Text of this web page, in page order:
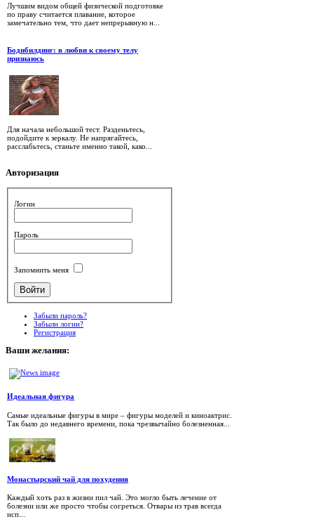
Лучшим видом общей физической подготовке
по праву считается плавание, которое
замечательно тем, что дает непрерывную н...
Бодибилдинг: в любви к своему телу
признаюсь
Для начала небольшой тест. Разденьтесь,
подойдите к зеркалу. Не напрягайтесь,
расслабьтесь, станьте именно такой, како...
Авторизация
Логин
Пароль
Запомнить меня
Забыли пароль?
Забыли логин?
Регистрация
Ваши желания:
Идеальная фигура
Самые идеальные фигуры в мире – фигуры моделей и киноактрис.
Так было до недавнего времени, пока чрезвычайно болезненная...
Монастырский чай для похудения
Каждый хоть раз в жизни пил чай. Это могло быть лечение от
болезни или же просто чтобы согреться. Отвары из трав всегда
исп...